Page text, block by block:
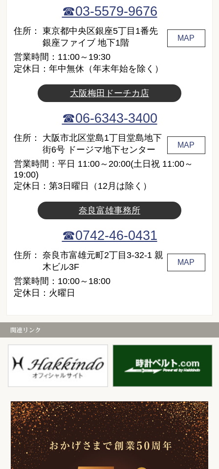
☎03-5579-9676
住所：
東京都中央区銀座5丁目1番先
銀座ファイブ 地下1階
MAP
営業時間：11:00～19:30
定休日：年中無休（年末年始を除く）
大阪梅田ドーチカ店
☎06-6343-3400
住所：
大阪市北区堂島1丁目堂島地下
街6号 ドージマ地下センター
MAP
営業時間：平日 11:00～20:00(土日祝 11:00～
19:00)
定休日：第3日曜日（12月は除く）
奈良富雄事務所
☎0742-46-0431
住所：
奈良市富雄元町2丁目3-32-1 親
木ビル3F
MAP
営業時間：10:00～18:00
定休日：火曜日
お